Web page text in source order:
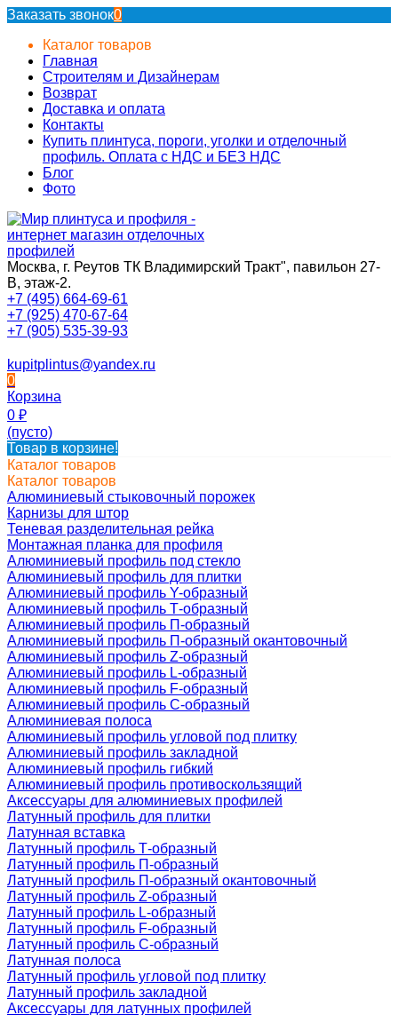
Заказать звонок0
Каталог товаров
Главная
Строителям и Дизайнерам
Возврат
Доставка и оплата
Контакты
Купить плинтуса, пороги, уголки и отделочный
профиль. Оплата с НДС и БЕЗ НДС
Блог
Фото
Москва, г. Реутов ТК Владимирский Тракт", павильон 27-
В, этаж-2.
+7 (495) 664-69-61
+7 (925) 470-67-64
+7 (905) 535-39-93
kupitplintus@yandex.ru
0
Корзина
0 ₽
(пусто)
Товар в корзине!
Каталог товаров
Каталог товаров
Алюминиевый стыковочный порожек
Карнизы для штор
Теневая разделительная рейка
Монтажная планка для профиля
Алюминиевый профиль под стекло
Алюминиевый профиль для плитки
Алюминиевый профиль Y-образный
Алюминиевый профиль Т-образный
Алюминиевый профиль П-образный
Алюминиевый профиль П-образный окантовочный
Алюминиевый профиль Z-образный
Алюминиевый профиль L-образный
Алюминиевый профиль F-образный
Алюминиевый профиль C-образный
Алюминиевая полоса
Алюминиевый профиль угловой под плитку
Алюминиевый профиль закладной
Алюминиевый профиль гибкий
Алюминиевый профиль противоскользящий
Аксессуары для алюминиевых профилей
Латунный профиль для плитки
Латунная вставка
Латунный профиль Т-образный
Латунный профиль П-образный
Латунный профиль П-образный окантовочный
Латунный профиль Z-образный
Латунный профиль L-образный
Латунный профиль F-образный
Латунный профиль C-образный
Латунная полоса
Латунный профиль угловой под плитку
Латунный профиль закладной
Аксессуары для латунных профилей